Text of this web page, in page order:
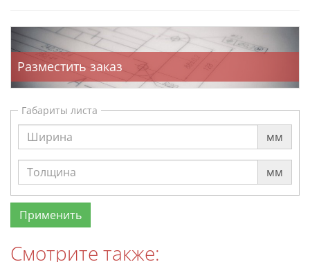
Разместить заказ
Габариты листа
мм
мм
Смотрите также: